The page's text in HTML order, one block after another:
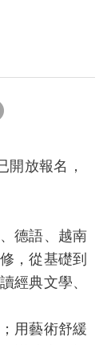
開放報名，
德語、越南
，從基礎到
經典文學、
用藝術舒緩